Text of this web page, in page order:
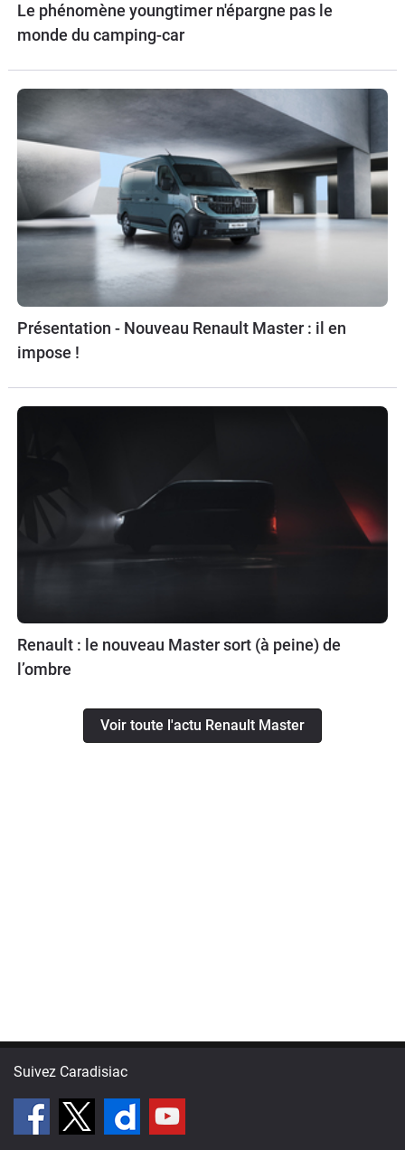
Le phénomène youngtimer n'épargne pas le
monde du camping-car
Présentation - Nouveau Renault Master : il en
impose !
Renault : le nouveau Master sort (à peine) de
l’ombre
Voir toute l'actu Renault Master
Suivez Caradisiac